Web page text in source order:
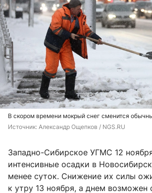
В скором времени мокрый снег сменится
Источник: Александр Ощепков / NGS.RU
Западно-Сибирское УГМС 12
интенсивные осадки в
менее суток. Снижение их силы
к утру 13 ноября, а днем возможен